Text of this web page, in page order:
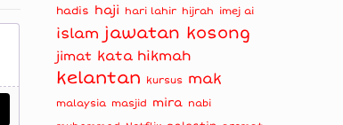
hadis haji hari lahir hijrah imej ai
islam jawatan kosong
jimat kata hikmah
kelantan kursus mak
malaysia masjid mira nabi